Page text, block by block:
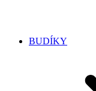
BUDÍKY